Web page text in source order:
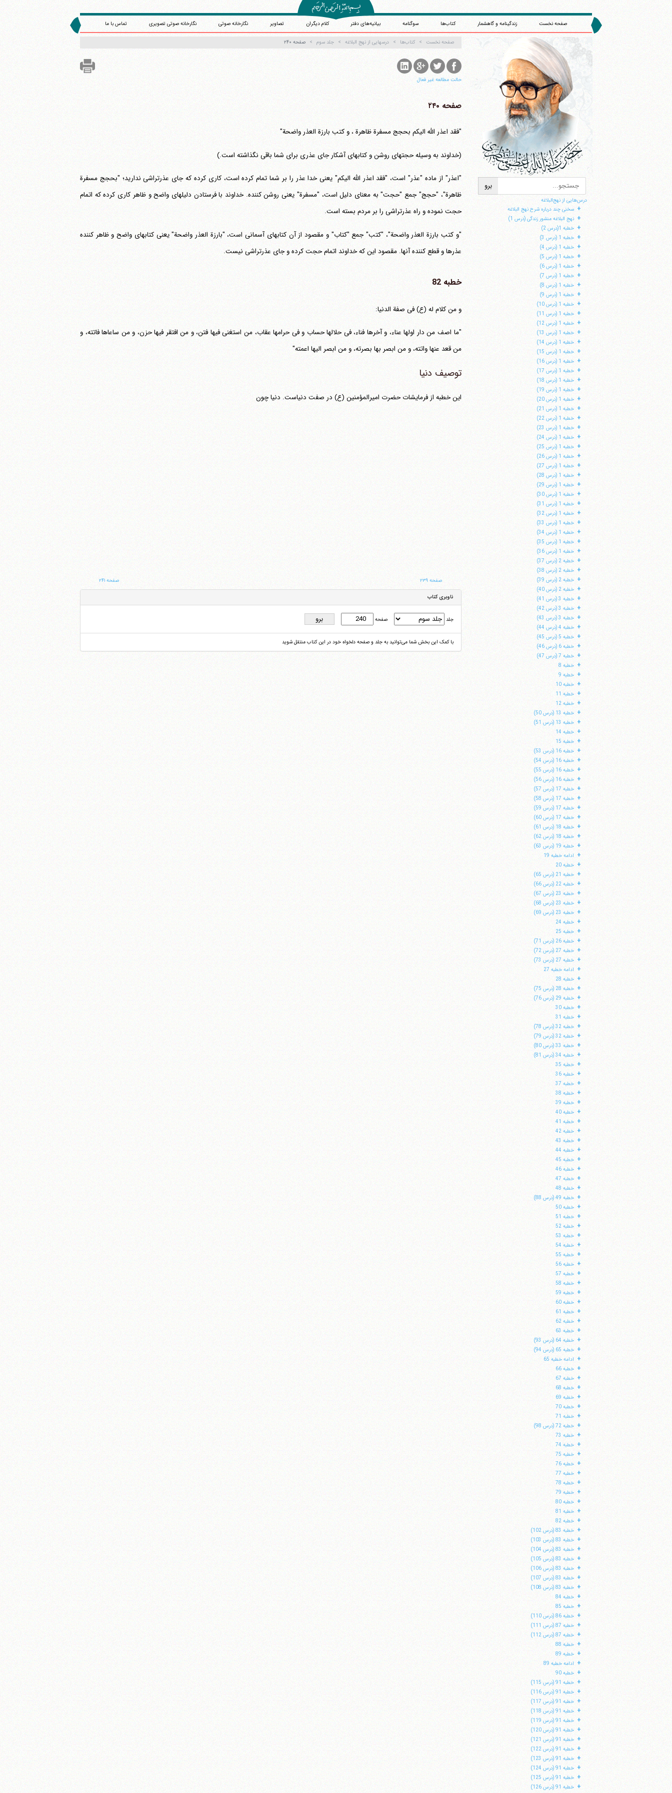
صفحه نخست زندگینامه و گاهشمار کتاب‌ها سوگنامه بیانیه‌های دفتر کلام دیگران تصاویر نگارخانه صوتی نگارخانه صوتی تصویری تماس با ما
درس‌هایی از نهج‌البلاغه
+ سخنی چند درباره شرح نهج البلاغه
+ نهج البلاغه منشور زندگی (درس 1)
+ خطبه 1(درس 2)
+ خطبه 1 (درس 3)
+ خطبه 1 (درس 4)
+ خطبه 1 (درس 5)
+ خطبه 1 (درس 6)
+ خطبه 1 (درس 7)
+ خطبه 1 (درس 8)
+ خطبه 1 (درس 9)
+ خطبه 1 (درس 10)
+ خطبه 1 (درس 11)
+ خطبه 1 (درس 12)
+ خطبه 1 (درس 13)
+ خطبه 1 (درس 14)
+ خطبه 1 (درس 15)
+ خطبه 1 (درس 16)
+ خطبه 1 (درس 17)
+ خطبه 1 (درس 18)
+ خطبه 1 (درس 19)
+ خطبه 1 (درس 20)
+ خطبه 1 (درس 21)
+ خطبه 1 (درس 22)
+ خطبه 1 (درس 23)
+ خطبه 1 (درس 24)
+ خطبه 1 (درس 25)
+ خطبه 1 (درس 26)
+ خطبه 1 (درس 27)
+ خطبه 1 (درس 28)
+ خطبه 1 (درس 29)
+ خطبه 1 (درس 30)
+ خطبه 1 (درس 31)
+ خطبه 1 (درس 32)
+ خطبه 1 (درس 33)
+ خطبه 1 (درس 34)
+ خطبه 1 (درس 35)
+ خطبه 1 (درس 36)
+ خطبه 2 (درس 37)
+ خطبه 2 (درس 38)
+ خطبه 2 (درس 39)
+ خطبه 2 (درس 40)
+ خطبه 3 (درس 41)
+ خطبه 3 (درس 42)
+ خطبه 3 (درس 43)
+ خطبه 4 (درس 44)
+ خطبه 5 (درس 45)
+ خطبه 6 (درس 46)
+ خطبه 7 (درس 47)
+ خطبه 8
+ خطبه 9
+ خطبه 10
+ خطبه 11
+ خطبه 12
+ خطبه 13 (درس 50)
+ خطبه 13 (درس 51)
+ خطبه 14
+ خطبه 15
+ خطبه 16 (درس 53)
+ خطبه 16 (درس 54)
+ خطبه 16 (درس 55)
+ خطبه 16 (درس 56)
+ خطبه 17 (درس 57)
+ خطبه 17 (درس 58)
+ خطبه 17 (درس 59)
+ خطبه 17 (درس 60)
+ خطبه 18 (درس 61)
+ خطبه 18 (درس 62)
+ خطبه 19 (درس 63)
+ ادامه خطبه 19
+ خطبه 20
+ خطبه 21 (درس 65)
+ خطبه 22 (درس 66)
+ خطبه 23 (درس 67)
+ خطبه 23 (درس 68)
+ خطبه 23 (درس 69)
+ خطبه 24
+ خطبه 25
+ خطبه 26 (درس 71)
+ خطبه 27 (درس 72)
+ خطبه 27 (درس 73)
+ ادامه خطبه 27
+ خطبه 28
+ خطبه 28 (درس 75)
+ خطبه 29 (درس 76)
+ خطبه 30
+ خطبه 31
+ خطبه 32 (درس 78)
+ خطبه 32 (درس 79)
+ خطبه 33 (درس 80)
+ خطبه 34 (درس 81)
+ خطبه 35
+ خطبه 36
+ خطبه 37
+ خطبه 38
+ خطبه 39
+ خطبه 40
+ خطبه 41
+ خطبه 42
+ خطبه 43
+ خطبه 44
+ خطبه 45
+ خطبه 46
+ خطبه 47
+ خطبه 48
+ خطبه 49 (درس 88)
+ خطبه 50
+ خطبه 51
+ خطبه 52
+ خطبه 53
+ خطبه 54
+ خطبه 55
+ خطبه 56
+ خطبه 57
+ خطبه 58
+ خطبه 59
+ خطبه 60
+ خطبه 61
+ خطبه 62
+ خطبه 63
+ خطبه 64 (درس 93)
+ خطبه 65 (درس 94)
+ ادامه خطبه 65
+ خطبه 66
+ خطبه 67
+ خطبه 68
+ خطبه 69
+ خطبه 70
+ خطبه 71
+ خطبه 72 (درس 98)
+ خطبه 73
+ خطبه 74
+ خطبه 75
+ خطبه 76
+ خطبه 77
+ خطبه 78
+ خطبه 79
+ خطبه 80
+ خطبه 81
+ خطبه 82
+ خطبه 83 (درس 102)
+ خطبه 83 (درس 103)
+ خطبه 83 (درس 104)
+ خطبه 83 (درس 105)
+ خطبه 83 (درس 106)
+ خطبه 83 (درس 107)
+ خطبه 83 (درس 108)
+ خطبه 84
+ خطبه 85
+ خطبه 86 (درس 110)
+ خطبه 87 (درس 111)
+ خطبه 87 (درس 112)
+ خطبه 88
+ خطبه 89
+ ادامه خطبه 89
+ خطبه 90
+ خطبه 91 (درس 115)
+ خطبه 91 (درس 116)
+ خطبه 91 (درس 117)
+ خطبه 91 (درس 118)
+ خطبه 91 (درس 119)
+ خطبه 91 (درس 120)
+ خطبه 91 (درس 121)
+ خطبه 91 (درس 122)
+ خطبه 91 (درس 123)
+ خطبه 91 (درس 124)
+ خطبه 91 (درس 125)
+ خطبه 91 (درس 126)
صفحه نخست کتاب‌ها درسهایی از نهج البلاغه جلد سوم صفحه ۲۴۰
حالت مطالعه غیر فعال
صفحه ۲۴۰
"فقد اعذر الله الیکم بحجج مسفرة ظاهرة ، و کتب بارزة العذر واضحة"
(خداوند به وسیله حجتهای روشن و کتابهای آشکار جای عذری برای شما باقی نگذاشته است.)
"اعذر" از ماده "عذر" است، "فقد اعذر الله الیکم" یعنی خدا عذر را بر شما تمام کرده است، کاری کرده که جای عذرتراشی ندارید؛ "بحجج مسفرة
ظاهرة"، "حجج" جمع "حجت" به معنای دلیل است، "مسفرة" یعنی روشن کننده. خداوند با فرستادن دلیلهای واضح و ظاهر کاری کرده که اتمام
حجت نموده و راه عذرتراشی را بر مردم بسته است.
"و کتب بارزة العذر واضحة"، "کتب" جمع "کتاب" و مقصود از آن کتابهای آسمانی است، "بارزة العذر واضحة" یعنی کتابهای واضح و ظاهر کننده
عذرها و قطع کننده آنها. مقصود این که خداوند اتمام حجت کرده و جای عذرتراشی نیست.
خطبه 82
و من کلام له (ع) فی صفة الدنیا:
"ما اصف من دار اولها عناء، و آخرها فناء، فی حلالها حساب و فی حرامها عقاب، من استغنی فیها فتن، و من افتقر فیها حزن، و من ساعاها فاتته، و
من قعد عنها واتته، و من ابصر بها بصرته، و من ابصر الیها اعمته"
توصیف دنیا
این خطبه از فرمایشات حضرت امیرالمؤمنین (ع) در صفت دنیاست. دنیا چون
صفحه ۲۳۹ صفحه ۲۴۱
ناوبری کتاب
جلد صفحه
با کمک این بخش شما می‌توانید به جلد و صفحه دلخواه خود در این کتاب منتقل شوید